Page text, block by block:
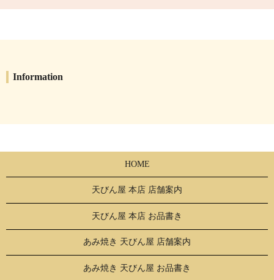
Information
HOME
天びん屋 本店 店舗案内
天びん屋 本店 お品書き
あみ焼き 天びん屋 店舗案内
あみ焼き 天びん屋 お品書き